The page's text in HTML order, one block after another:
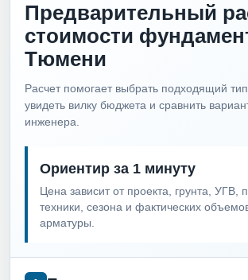
Предварительный
стоимости
Тюмени
Расчет помогает выбрать подходящий
увидеть вилку бюджета и сравнить
инженера.
Ориентир за 1 минуту
Цена зависит от проекта, грунта, УГВ,
техники, сезона и фактических
арматуры.